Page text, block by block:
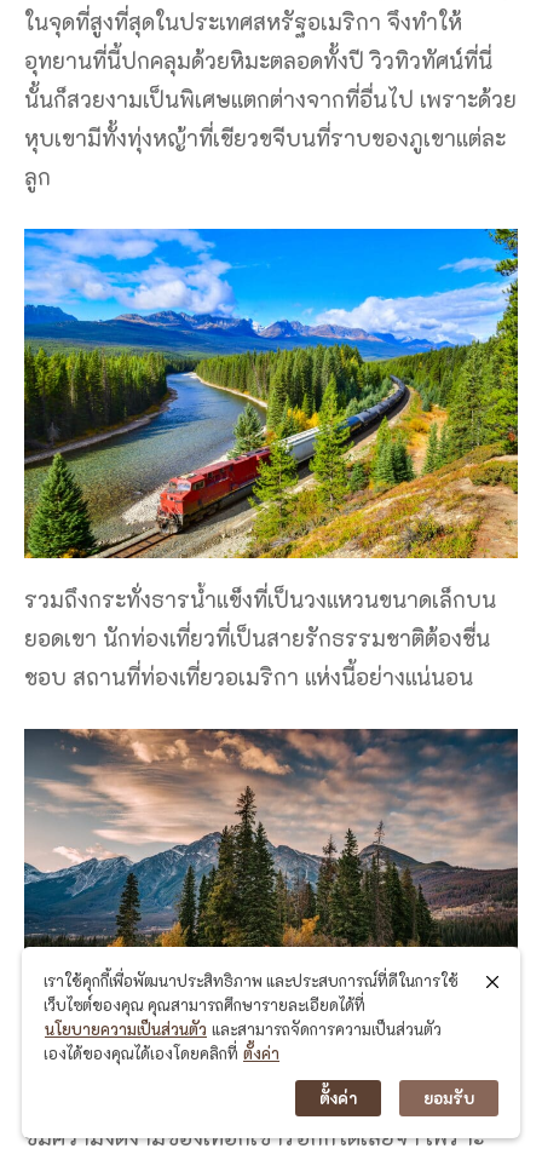
ในจุดที่สูงที่สุดในประเทศสหรัฐอเมริกา จึงทำให้
อุทยานที่นี้ปกคลุมด้วยหิมะตลอดทั้งปี วิวทิวทัศน์ที่นี่
นั้นก็สวยงามเป็นพิเศษแตกต่างจากที่อื่นไป เพราะด้วย
หุบเขามีทั้งทุ่งหญ้าที่เขียวขจีบนที่ราบของภูเขาแต่ละ
ลูก
รวมถึงกระทั่งธารน้ำแข็งที่เป็นวงแหวนขนาดเล็กบน
ยอดเขา นักท่องเที่ยวที่เป็นสายรักธรรมชาติต้องชื่น
ชอบ สถานที่ท่องเที่ยวอเมริกา แห่งนี้อย่างแน่นอน
เพราะทุกท่านสามารถเดินขึ้นเขาตามถนนเทรลริดจ์
ชมความงดงามของเทือกเขาร็อกกี้ได้เลยจ้า เพราะ
เราใช้คุกกี้เพื่อพัฒนาประสิทธิภาพ และประสบการณ์ที่ดีในการใช้
เว็บไซต์ของคุณ คุณสามารถศึกษารายละเอียดได้ที่
นโยบายความเป็นส่วนตัว และสามารถจัดการความเป็นส่วนตัว
เองได้ของคุณได้เองโดยคลิกที่ ตั้งค่า
ตั้งค่า ยอมรับ